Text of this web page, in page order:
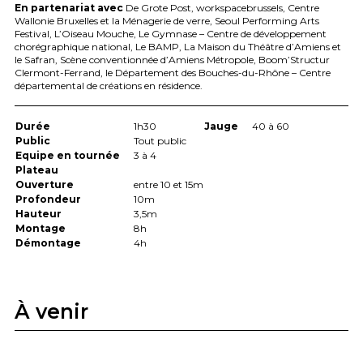
En partenariat avecDe Grote Post, workspacebrussels, Centre
Wallonie Bruxelles et la Ménagerie de verre, Seoul Performing Arts
Festival, L’Oiseau Mouche, Le Gymnase – Centre de développement
chorégraphique national, Le BAMP , La Maison du Théâtre d’Amiens et
le Safran, Scène conventionnée d’Amiens Métropole, Boom’Structur
Clermont-Ferrand, le Département des Bouches-du-Rhône – Centre
départemental de créations en résidence.
Durée 1h30 Jauge
40 à 60
Public
Tout public
Equipe en tournée
3 à 4
Plateau
Ouverture
entre 10 et 15m
Profondeur
10m
Hauteur
3,5m
Montage
8h
Démontage
4h
À venir